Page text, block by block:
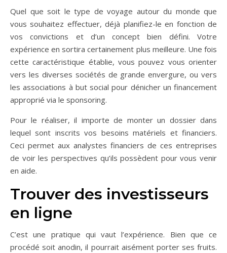
Quel que soit le type de voyage autour du monde que
vous souhaitez effectuer, déjà planifiez-le en fonction de
vos convictions et d’un concept bien défini. Votre
expérience en sortira certainement plus meilleure. Une fois
cette caractéristique établie, vous pouvez vous orienter
vers les diverses sociétés de grande envergure, ou vers
les associations à but social pour dénicher un financement
approprié via le sponsoring.
Pour le réaliser, il importe de monter un dossier dans
lequel sont inscrits vos besoins matériels et financiers.
Ceci permet aux analystes financiers de ces entreprises
de voir les perspectives qu’ils possèdent pour vous venir
en aide.
Trouver des investisseurs
en ligne
C’est une pratique qui vaut l’expérience. Bien que ce
procédé soit anodin, il pourrait aisément porter ses fruits.